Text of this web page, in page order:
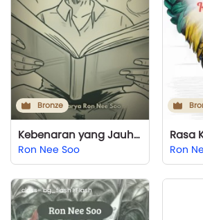
Bronze
Kebenaran yang Jauh Lebih Kelam
Ron Nee Soo
Rasa
Ron
class='bg_flash'>Flash